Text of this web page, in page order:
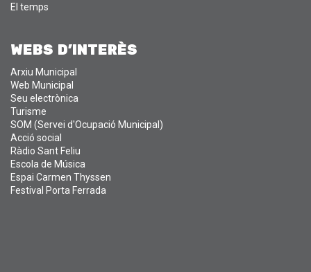
El temps
WEBS D'INTERÈS
Arxiu Municipal
Web Municipal
Seu electrònica
Turisme
SOM (Servei d'Ocupació Municipal)
Acció social
Ràdio Sant Feliu
Escola de Música
Espai Carmen Thyssen
Festival Porta Ferrada